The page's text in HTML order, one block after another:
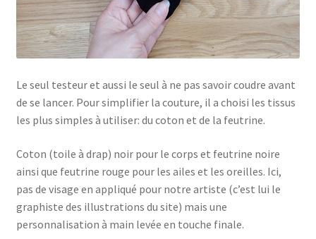
Le seul testeur et aussi le seul à ne pas savoir coudre avant
de se lancer. Pour simplifier la couture, il a choisi les tissus
les plus simples à utiliser: du coton et de la feutrine.
Coton (toile à drap) noir pour le corps et feutrine noire
ainsi que feutrine rouge pour les ailes et les oreilles. Ici,
pas de visage en appliqué pour notre artiste (c’est lui le
graphiste des illustrations du site) mais une
personnalisation à main levée en touche finale.